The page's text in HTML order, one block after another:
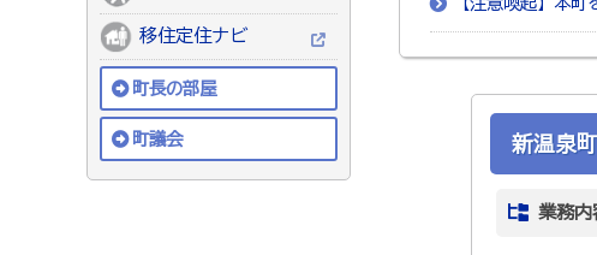
移住定住ナビ
町長の部屋
町議会 新温泉
業務内